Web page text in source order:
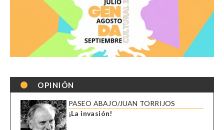
OPINIÓN
PASEO ABAJO/JUAN TORRIJOS
¡La invasión!